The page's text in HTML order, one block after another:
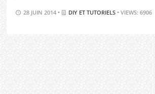
28 JUIN 2014 • DIY ET TUTORIELS • VIEWS: 6906